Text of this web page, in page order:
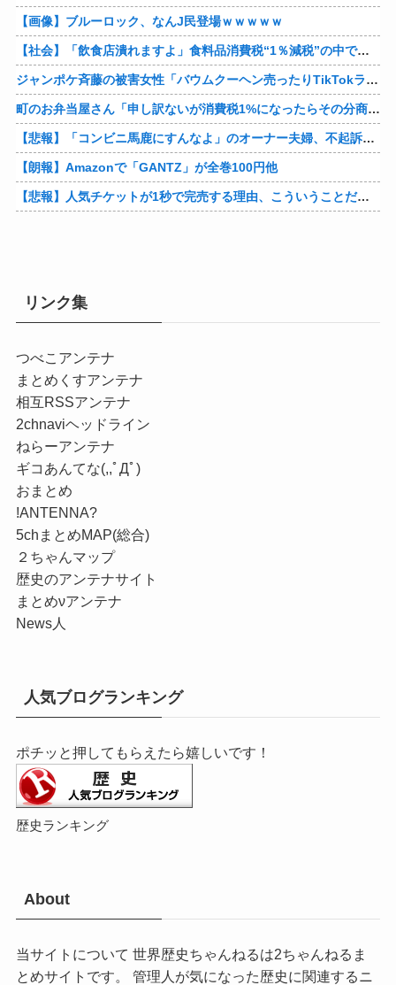
【画像】ブルーロック、なんJ民登場ｗｗｗｗｗ
【社会】「飲食店潰れますよ」食料品消費税“1％減税”の中で上がる懸念 外食は10％で“9％”差に…一方で対象の弁当店でも悲痛な声「値下げできない…」
ジャンポケ斉藤の被害女性「バウムクーヘン売ったりTikTokライブしててムカついたから示談しなかった」
町のお弁当屋さん「申し訳ないが消費税1%になったらその分商品代を値上げするわ」 「うちも！」
【悲報】「コンビニ馬鹿にすんなよ」のオーナー夫婦、不起訴ｗｗｗｗｗｗｗｗ
【朗報】Amazonで「GANTZ」が全巻100円他
【悲報】人気チケットが1秒で完売する理由、こういうことだったｗｗｗｗ他
リンク集
つべこアンテナ
まとめくすアンテナ
相互RSSアンテナ
2chnaviヘッドライン
ねらーアンテナ
ギコあんてな(,,ﾟДﾟ)
おまとめ
!ANTENNA?
5chまとめMAP(総合)
２ちゃんマップ
歴史のアンテナサイト
まとめνアンテナ
News人
人気ブログランキング
ポチッと押してもらえたら嬉しいです！
歴史ランキング
About
当サイトについて 世界歴史ちゃんねるは2ちゃんねるま
とめサイトです。 管理人が気になった歴史に関連するニ